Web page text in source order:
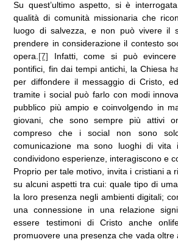
Su quest’ultimo aspetto, si è
qualità di comunità missionaria che
luogo di salvezza, e non può vivere il
prendere in considerazione il contesto
opera. [7] Infatti, come si può
pontifici, fin dai tempi antichi, la Chiesa
per diffondere il messaggio di Cristo,
tramite i social può farlo con modi
pubblico più ampio e coinvolgendo in
giovani, che sono sempre più attivi
compreso che i social non sono
comunicazione ma sono luoghi di
condividono esperienze, interagiscono e
Proprio per tale motivo, invita i cristiani a
su alcuni aspetti tra cui: quale tipo di
la loro presenza negli ambienti digitali;
una connessione in una relazione
essere testimoni di Cristo anche
promuovere una presenza che vada oltre